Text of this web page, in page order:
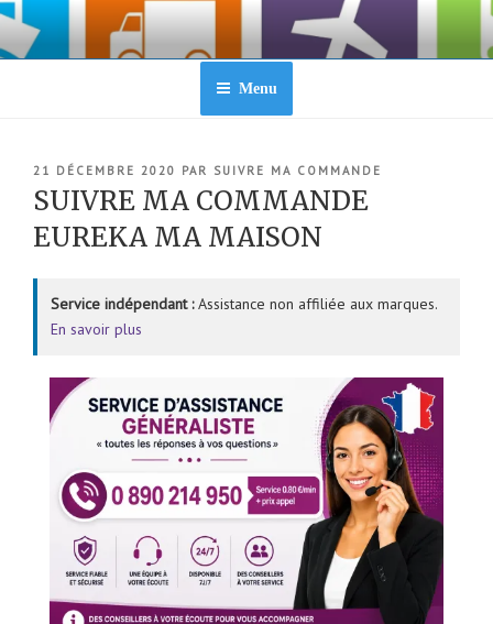
Aller
contenu
Menu
PUBLIÉ
LE
21 DÉCEMBRE 2020 PAR SUIVRE MA COMMANDE
SUIVRE MA COMMANDE
EUREKA MA MAISON
Service indépendant :Assistance non affiliée aux marques.
En savoir plus